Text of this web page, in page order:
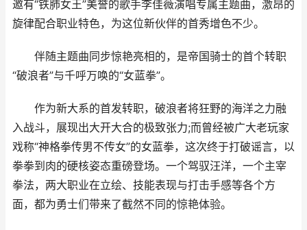
邀有“铁肺女王”美誉的歌手李佳薇演唱专属主题曲，激昂的
旋律配合职业特色，为这位新伙伴的首秀增色不少。
伴随主题曲同步惊艳亮相的，是帝国骑士的首个转职
“破浪者”与千呼万唤的“女蓝拳”。
作为新大系的首发转职，破浪者将狂野的海洋之力融
入战斗，展现出大开大合的极致张力;而曾经被广大老玩家
戏称“神格拳传男不传女”的女蓝拳，这次终于打破谣言，以
拳拳到肉的硬核姿态重磅登场。一个驾驭汪洋，一个主宰
拳法，两大职业在立绘、技能表现与打击手感等各个方
面，都为勇士们带来了截然不同的惊艳体验。